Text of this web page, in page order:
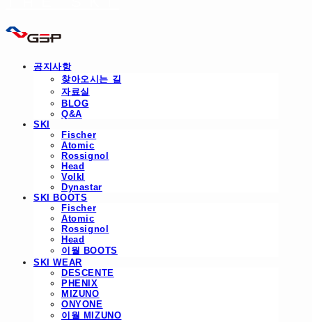
공지사항
찾아오시는 길
자료실
BLOG
Q&A
SKI
Fischer
Atomic
Rossignol
Head
Volkl
Dynastar
SKI BOOTS
Fischer
Atomic
Rossignol
Head
이월 BOOTS
SKI WEAR
DESCENTE
PHENIX
MIZUNO
ONYONE
이월 MIZUNO